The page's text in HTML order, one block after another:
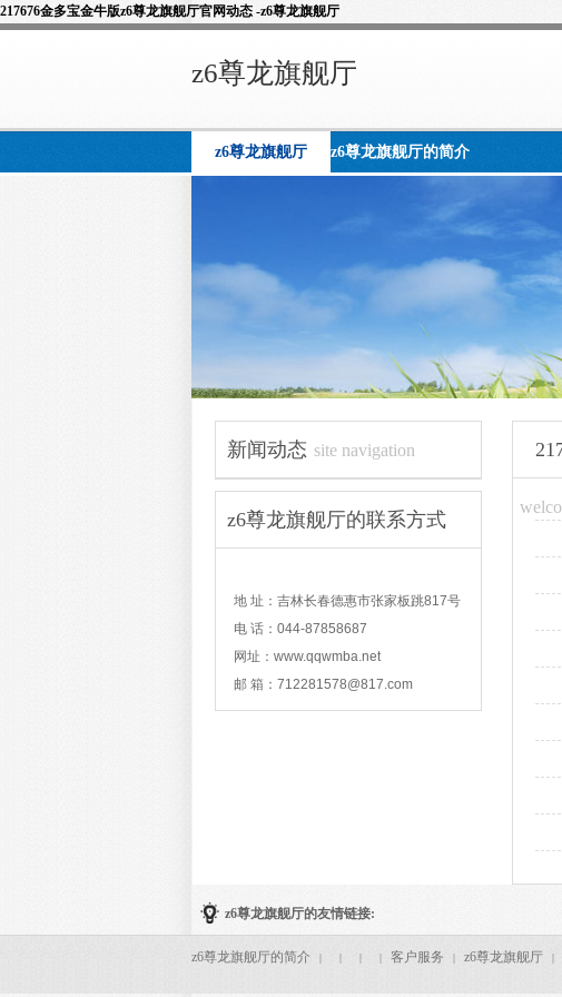
217676金多宝金牛版z6尊龙旗舰厅官网动态 -z6尊龙旗舰厅
z6尊龙旗舰厅
z6尊龙旗舰厅 z6尊龙旗舰厅的简介
新闻动态 site navigation
z6尊龙旗舰厅的联系方式
地 址：吉林长春德惠市张家板跳817号
电 话：044-87858687
网址：www.qqwmba.net
邮 箱： 712281578@817.com
z6尊龙旗舰厅的友情链接:
z6尊龙旗舰厅的简介 | | | | 客户服务 | z6尊龙旗舰厅 |